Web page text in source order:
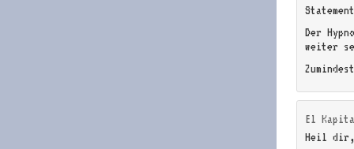
Der
weiter
El
Heil dir,